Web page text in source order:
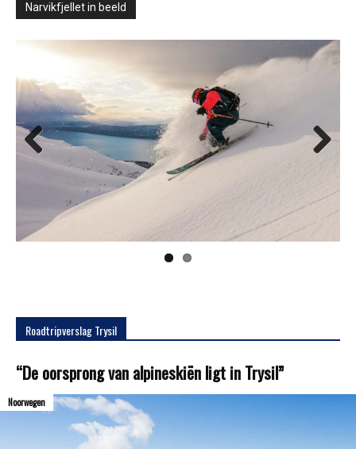
Narvikfjellet in beeld
Previous
Roadtripverslag Trysil
“De oorsprong van alpineskiën ligt in Trysil”